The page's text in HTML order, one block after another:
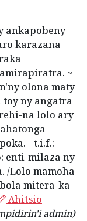
ankapobeny
karazana
~
olona maty
ny angatra
na lolo ary
- t.i.f.:
enti-milaza ny
/Lolo mamoha
mitera-ka
Ahitsio
admin)